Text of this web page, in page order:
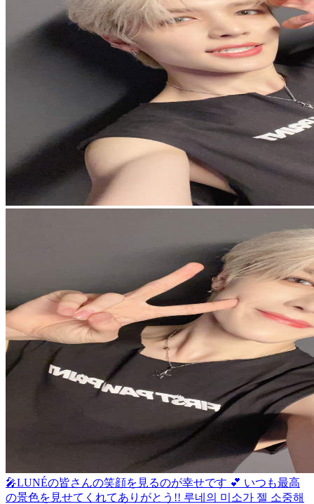
🎤LUNÉの皆さんの笑顔を見るのが幸せです 💕 いつも最高
の景色を見せてくれてありがとう!! 루네의 미소가 젤 소중해